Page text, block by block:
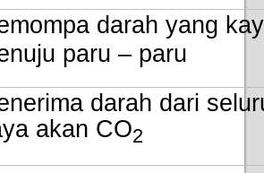
darah yang
paru – paru
darah dari
akan CO2